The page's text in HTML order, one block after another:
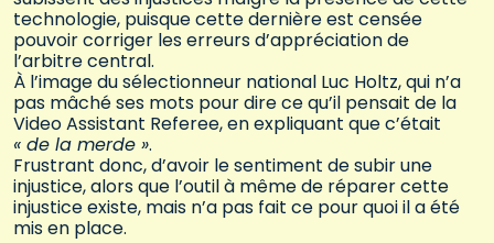
technologie, puisque cette dernière est censée
pouvoir corriger les erreurs d’appréciation de
l’arbitre central.
À l’image du sélectionneur national Luc Holtz, qui n’a
pas mâché ses mots pour dire ce qu’il pensait de la
Video Assistant Referee, en expliquant que c’était
« de la merde ».
Frustrant donc, d’avoir le sentiment de subir une
injustice, alors que l’outil à même de réparer cette
injustice existe, mais n’a pas fait ce pour quoi il a été
mis en place.